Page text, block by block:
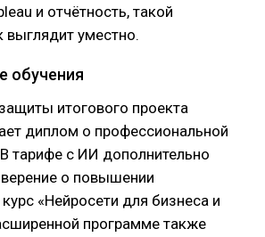
и отчётность, такой
выглядит уместно.
обучения
итогового проекта
диплом о профессиональной
тарифе с ИИ дополнительно
о повышении
«Нейросети для бизнеса и
программе также